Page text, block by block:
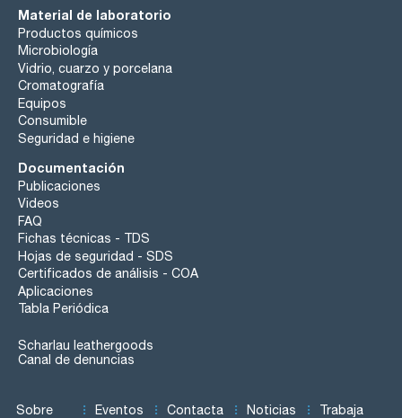
Material de laboratorio
Productos químicos
Microbiología
Vidrio, cuarzo y porcelana
Cromatografía
Equipos
Consumible
Seguridad e higiene
Documentación
Publicaciones
Videos
FAQ
Fichas técnicas - TDS
Hojas de seguridad - SDS
Certificados de análisis - COA
Aplicaciones
Tabla Periódica
Scharlau leathergoods
Canal de denuncias
Sobre
Eventos Contacta Noticias
Trabaja